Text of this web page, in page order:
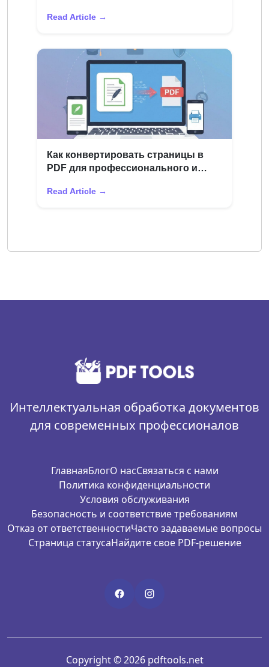
Read Article →
Как конвертировать страницы в
PDF для профессионального и
Read Article →
Интеллектуальная обработка документов
для современных профессионалов
ГлавнаяБлогО насСвязаться с нами
Политика конфиденциальности
Условия обслуживания
Безопасность и соответствие требованиям
Отказ от ответственностиЧасто задаваемые вопросы
Страница статусаНайдите свое PDF-решение
Copyright © 2026 pdftools.net